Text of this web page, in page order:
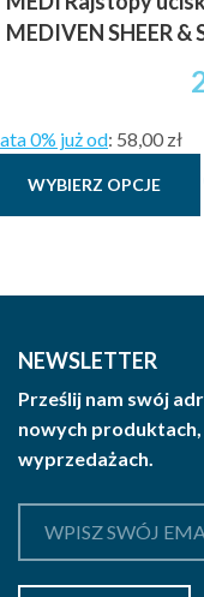
MEDIVEN SHEER &
0% już od: 58,00 zł
WYBIERZ OPCJE
NEWSLETTER
Prześlij nam swój
nowych produktach,
wyprzedażach.